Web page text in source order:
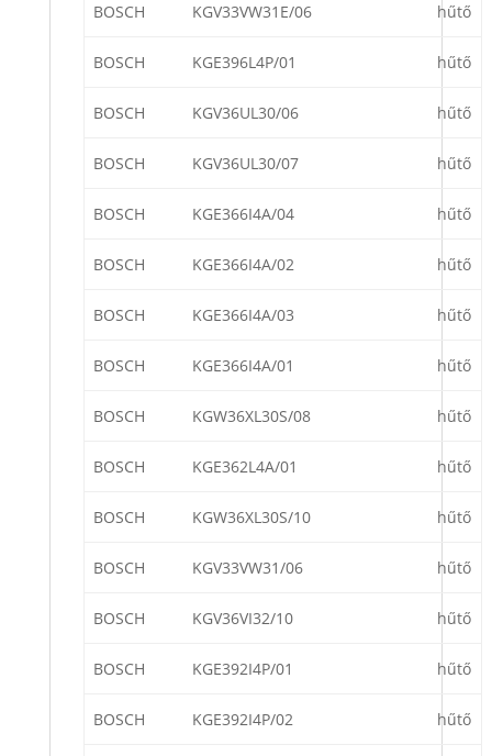
BOSCH KGV33VW31E/06 hűtő
BOSCH KGE396L4P/01 hűtő
BOSCH KGV36UL30/06 hűtő
BOSCH KGV36UL30/07 hűtő
BOSCH KGE366I4A/04 hűtő
BOSCH KGE366I4A/02 hűtő
BOSCH KGE366I4A/03 hűtő
BOSCH KGE366I4A/01 hűtő
BOSCH KGW36XL30S/08 hűtő
BOSCH KGE362L4A/01 hűtő
BOSCH KGW36XL30S/10 hűtő
BOSCH KGV33VW31/06 hűtő
BOSCH KGV36VI32/10 hűtő
BOSCH KGE392I4P/01 hűtő
BOSCH KGE392I4P/02 hűtő